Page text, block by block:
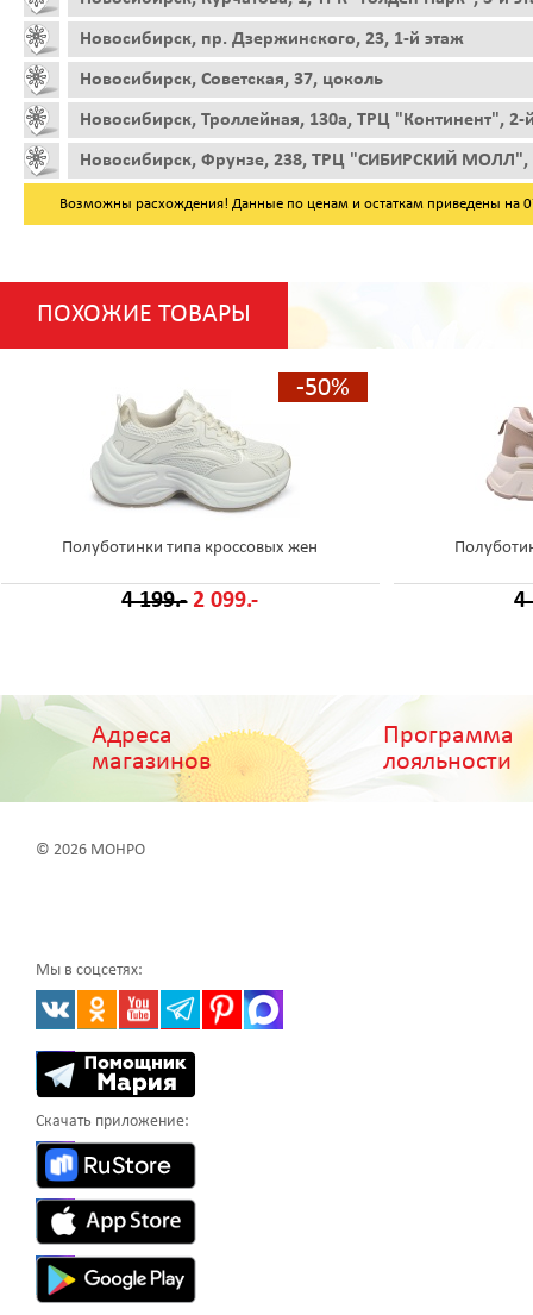
Новосибирск, пр. Дзержинского, 23, 1-й этаж
Новосибирск, Советская, 37, цоколь
Новосибирск, Троллейная, 130а, ТРЦ "Континент", 2-
Новосибирск, Фрунзе, 238, ТРЦ "СИБИРСКИЙ МОЛЛ",
Возможны расхождения! Данные по ценам и остаткам приведены на
ПОХОЖИЕ ТОВАРЫ
-50%
Полуботинки типа кроссовых жен
4 199.- 2 099.- 4
Адреса
магазинов
Программа
лояльности
© 2026 МОНРО
Мы в соцсетях:
Скачать приложение: